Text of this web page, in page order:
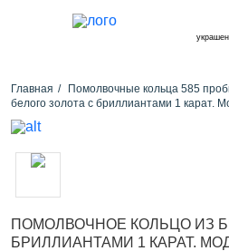
Главная Помолвочные кольца 585
белого золота с бриллиантами 1 карат.
ПОМОЛВОЧНОЕ КОЛЬЦО ИЗ
БРИЛЛИАНТАМИ 1 КАРАТ.